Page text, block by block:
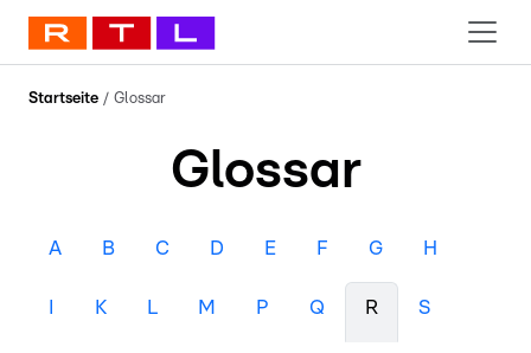
Startseite / Glossar
Glossar
A B C D E F G H
K L M P Q R S